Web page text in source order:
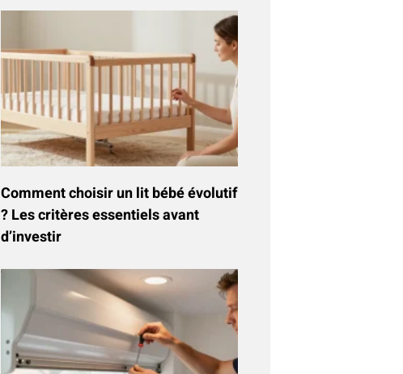
Comment choisir un lit bébé évolutif
? Les critères essentiels avant
d’investir